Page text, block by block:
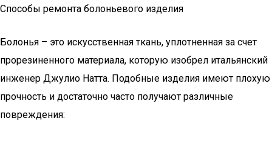
Способы ремонта болоньевого изделия
Болонья – это искусственная ткань, уплотненная за счет
прорезиненного материала, которую изобрел итальянский
инженер Джулио Натта. Подобные изделия имеют плохую
прочность и достаточно часто получают различные
повреждения: